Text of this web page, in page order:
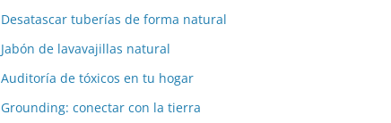
Desatascar tuberías de forma natural
Jabón de lavavajillas natural
Auditoría de tóxicos en tu hogar
Grounding: conectar con la tierra